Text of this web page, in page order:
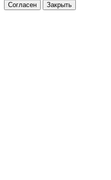
Согласен Закрыть